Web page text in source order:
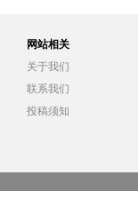
网站相关
关于我们
联系我们
投稿须知